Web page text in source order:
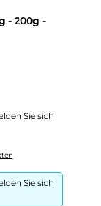
- 200g -
Sie sich
Sie sich